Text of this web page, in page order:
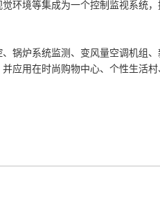
环境等集成为一个控制监视系统
锅炉系统监测、变风量空调机组
应用在时尚购物中心、个性生活